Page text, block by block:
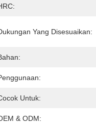
Yang Disesuaikan:
Untuk:
& ODM: